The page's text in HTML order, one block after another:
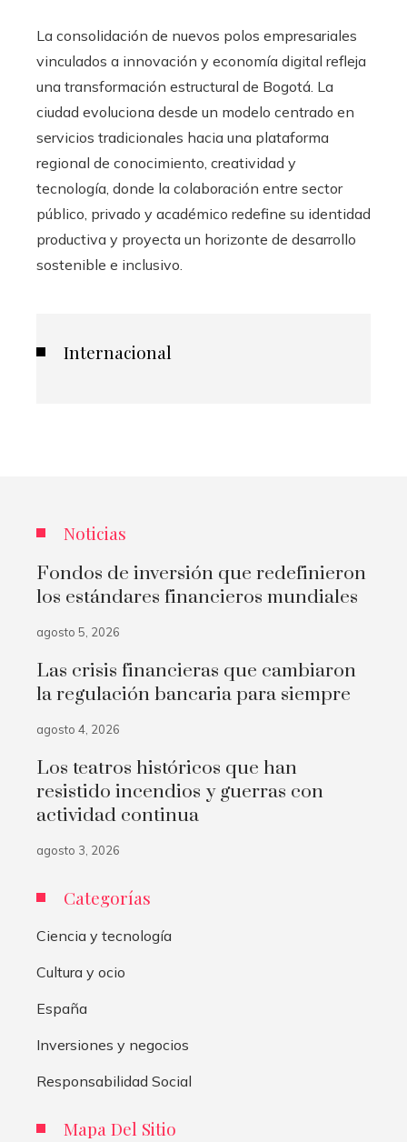
La consolidación de nuevos polos empresariales
vinculados a innovación y economía digital refleja
una transformación estructural de Bogotá. La
ciudad evoluciona desde un modelo centrado en
servicios tradicionales hacia una plataforma
regional de conocimiento, creatividad y
tecnología, donde la colaboración entre sector
público, privado y académico redefine su identidad
productiva y proyecta un horizonte de desarrollo
sostenible e inclusivo.
Internacional
Noticias
Fondos de inversión que redefinieron
los estándares financieros mundiales
agosto 5, 2026
Las crisis financieras que cambiaron
la regulación bancaria para siempre
agosto 4, 2026
Los teatros históricos que han
resistido incendios y guerras con
actividad continua
agosto 3, 2026
Categorías
Ciencia y tecnología
Cultura y ocio
España
Inversiones y negocios
Responsabilidad Social
Mapa Del Sitio